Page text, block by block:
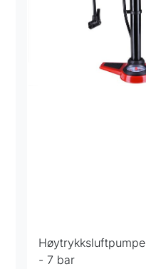
Høytrykksluftpumpe med trykkmåler
- 7 bar